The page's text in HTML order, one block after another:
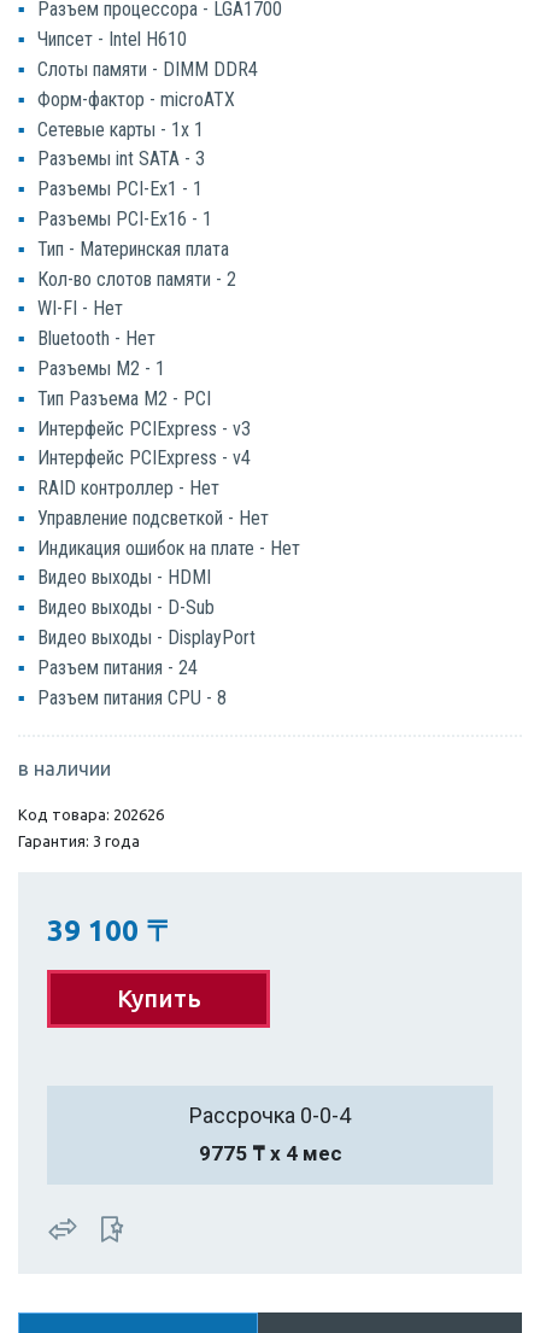
Разъем процессора - LGA1700
Чипсет - Intel H610
Слоты памяти - DIMM DDR4
Форм-фактор - microATX
Сетевые карты - 1x 1
Разъемы int SATA - 3
Разъемы PCI-Ex1 - 1
Разъемы PCI-Ex16 - 1
Тип - Материнская плата
Кол-во слотов памяти - 2
WI-FI - Нет
Bluetooth - Нет
Разъемы M2 - 1
Тип Разъема M2 - PCI
Интерфейс PCIExpress - v3
Интерфейс PCIExpress - v4
RAID контроллер - Нет
Управление подсветкой - Нет
Индикация ошибок на плате - Нет
Видео выходы - HDMI
Видео выходы - D-Sub
Видео выходы - DisplayPort
Разъем питания - 24
Разъем питания CPU - 8
в наличии
Код товара: 202626
Гарантия: 3 года
39 100 〒
Купить
Рассрочка 0-0-4
9775 ₸ х 4 мес